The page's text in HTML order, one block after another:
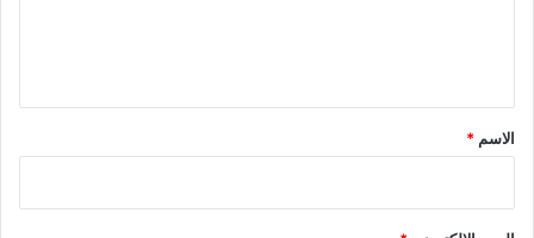
*
الاسم *